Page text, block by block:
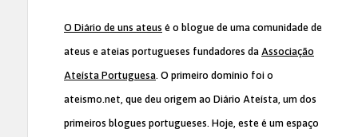
O Diário de uns ateus é o blogue de uma comunidade de
ateus e ateias portugueses fundadores da Associação
Ateísta Portuguesa. O primeiro domínio foi o
ateismo.net, que deu origem ao Diário Ateísta, um dos
primeiros blogues portugueses. Hoje, este é um espaço